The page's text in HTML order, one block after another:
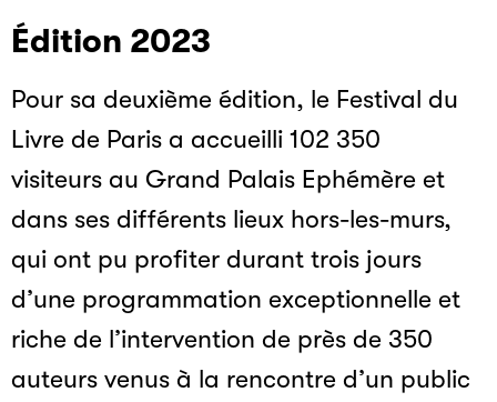
Édition 2023
Pour sa deuxième édition, le Festival du
Livre de Paris a accueilli 102 350
visiteurs au Grand Palais Ephémère et
dans ses différents lieux hors-les-murs,
qui ont pu profiter durant trois jours
d’une programmation exceptionnelle et
riche de l’intervention de près de 350
auteurs venus à la rencontre d’un public